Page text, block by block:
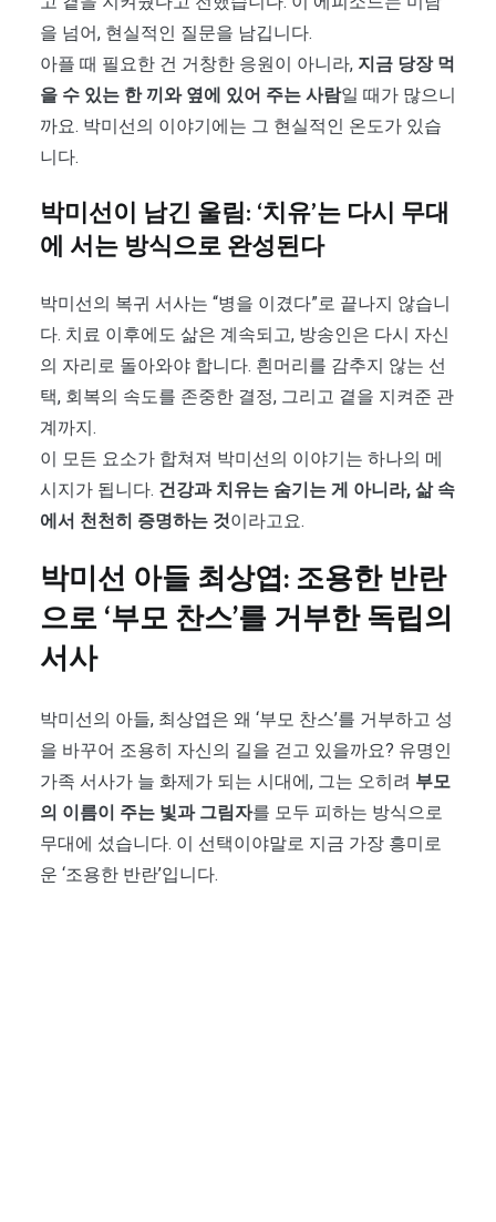
을 넘어, 현실적인 질문을 남깁니다.
아플 때 필요한 건 거창한 응원이 아니라, 지금 당장 먹
을 수 있는 한 끼와 옆에 있어 주는 사람일 때가 많으니
까요. 박미선의 이야기에는 그 현실적인 온도가 있습
니다.
박미선이 남긴 울림: ‘치유’는 다시 무대
에 서는 방식으로 완성된다
박미선의 복귀 서사는 “병을 이겼다”로 끝나지 않습니
다. 치료 이후에도 삶은 계속되고, 방송인은 다시 자신
의 자리로 돌아와야 합니다. 흰머리를 감추지 않는 선
택, 회복의 속도를 존중한 결정, 그리고 곁을 지켜준 관
계까지.
이 모든 요소가 합쳐져 박미선의 이야기는 하나의 메
시지가 됩니다. 건강과 치유는 숨기는 게 아니라, 삶 속
에서 천천히 증명하는 것이라고요.
박미선 아들 최상엽: 조용한 반란
으로 ‘부모 찬스’를 거부한 독립의
서사
박미선의 아들, 최상엽은 왜 ‘부모 찬스’를 거부하고 성
을 바꾸어 조용히 자신의 길을 걷고 있을까요? 유명인
가족 서사가 늘 화제가 되는 시대에, 그는 오히려 부모
의 이름이 주는 빛과 그림자를 모두 피하는 방식으로
무대에 섰습니다. 이 선택이야말로 지금 가장 흥미로
운 ‘조용한 반란’입니다.